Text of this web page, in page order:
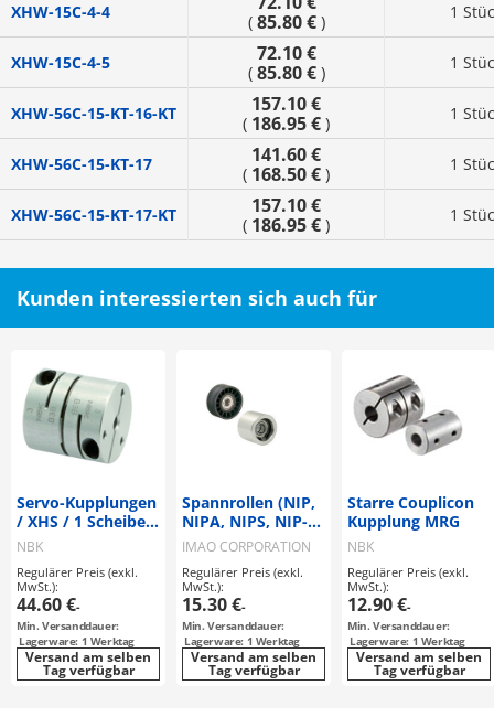
XHW-15C-4-4 ( 85.80 €) 1
XHW-15C-4-5 72.10 €
( 85.80 €) 1
XHW-56C-15-KT-16-KT 157.10 €
( 186.95 € ) 1
XHW-56C-15-KT-17 141.60 €
( 168.50 € ) 1
XHW-56C-15-KT-17-KT 157.10 €
( 186.95 € ) 1
Kunden interessierten sich auch für
Servo-Kupplungen
/ XHS / 1 Scheibe:
Stahl /
Nabenklemmung /
Korpus:
Aluminium
NBK
Regulärer Preis (exkl.
MwSt.):
44.60 €-
Min. Versanddauer:
Lagerware: 1 Werktag
Versand am selben
Tag verfügbar
Spannrollen (NIP,
NIPA, NIPS, NIP-
SUS)
IMAO CORPORATION
Regulärer Preis (exkl.
MwSt.):
15.30 €-
Min. Versanddauer:
Lagerware: 1 Werktag
Versand am selben
Tag verfügbar
Starre Couplicon
Kupplung MRG
NBK
Regulärer Preis (exkl.
MwSt.):
12.90 €-
Min. Versanddauer:
Lagerware: 1 Werktag
Versand am selben
Tag verfügbar